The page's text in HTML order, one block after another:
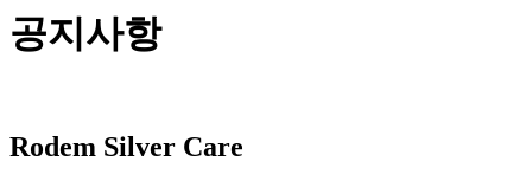
공지사항
Rodem Silver Care